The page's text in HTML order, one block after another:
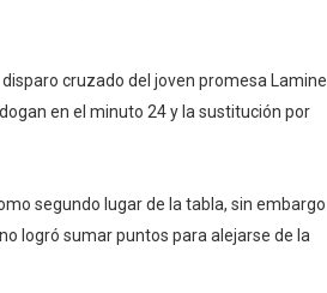
cruzado del joven promesa Lamine
en el minuto 24 y la sustitución por
segundo lugar de la tabla, sin embargo
logró sumar puntos para alejarse de la